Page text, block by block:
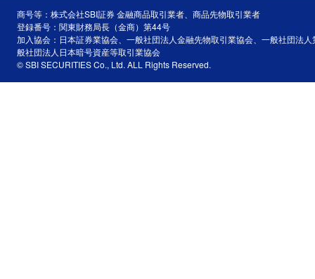
商号等：株式会社SBI証券 金融商品取引業者、商品先物取引業者
登録番号：関東財務局長（金商）第44号
加入協会：日本証券業協会、一般社団法人金融先物取引業協会、一般社団法
般社団法人日本暗号資産等取引業協会
© SBI SECURITIES Co., Ltd. ALL Rights Reserved.